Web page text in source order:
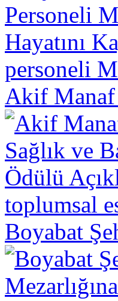
personeli
Akif Manaf
toplumsal
Boyabat